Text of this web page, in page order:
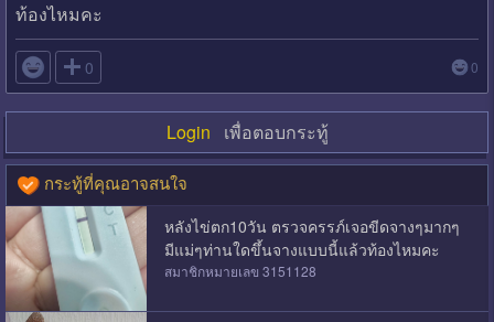
ท้องไหมคะ
 0 0
Login เพื่อตอบกระทู้
กระทู้ที่คุณอาจสนใจ
หลังไข่ตก10วัน ตรวจครรภ์เจอขีดจางๆมากๆ
มีแม่ๆท่านใดขึ้นจางแบบนี้แล้วท้องไหมคะ
สมาชิกหมายเลข 3151128